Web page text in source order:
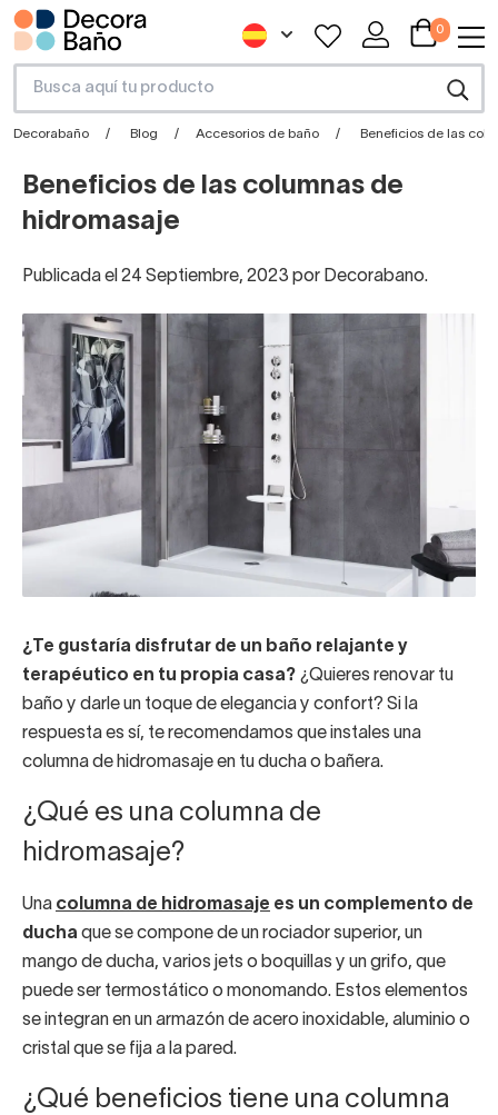
0
Decorabaño Blog Accesorios de baño Beneficios de las
Beneficios de las columnas de
hidromasaje
Publicada el 24 Septiembre, 2023 por Decorabano.
¿Te gustaría disfrutar de un baño relajante y
terapéutico en tu propia casa? ¿Quieres renovar tu
baño y darle un toque de elegancia y confort? Si la
respuesta es sí, te recomendamos que instales una
columna de hidromasaje en tu ducha o bañera.
¿Qué es una columna de
hidromasaje?
Una columna de hidromasaje es un complemento de
ducha que se compone de un rociador superior, un
mango de ducha, varios jets o boquillas y un grifo, que
puede ser termostático o monomando. Estos elementos
se integran en un armazón de acero inoxidable, aluminio o
cristal que se fija a la pared.
¿Qué beneficios tiene una columna